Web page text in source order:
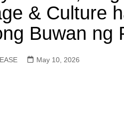
& Culture
Buwan ng
May 10, 2026